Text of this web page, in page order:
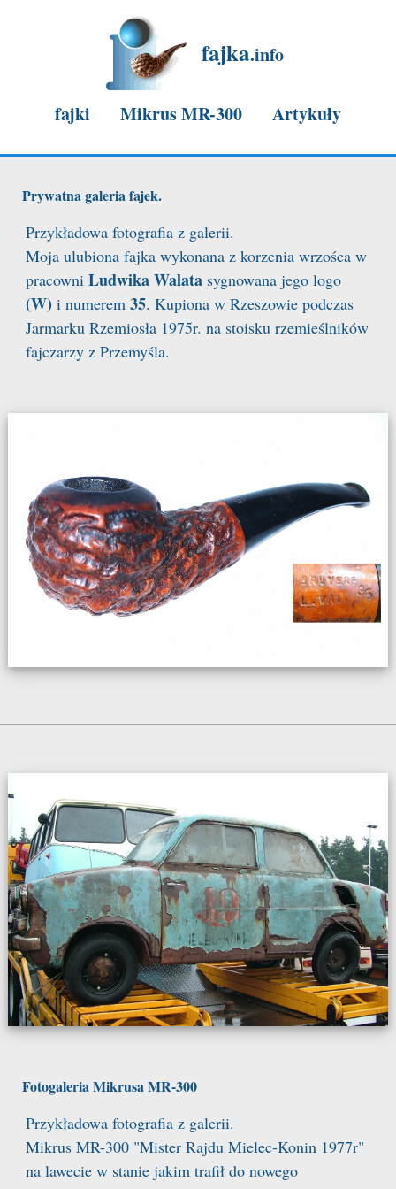
fajka.info
fajki Mikrus MR-300 Artykuły
Mikrus stuknęło 60lat
Prywatna galeria fajek.
Przykładowa fotografia z galerii.
Moja ulubiona fajka wykonana z korzenia wrzośca w
pracowni Ludwika Walata sygnowana jego logo
(W) i numerem 35. Kupiona w Rzeszowie podczas
Jarmarku Rzemiosła 1975r. na stoisku rzemieślników
fajczarzy z Przemyśla.
Fotogaleria Mikrusa MR-300
Przykładowa fotografia z galerii.
Mikrus MR-300 "Mister Rajdu Mielec-Konin 1977r"
na lawecie w stanie jakim trafił do nowego